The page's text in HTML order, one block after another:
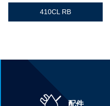
410CL RB
配件